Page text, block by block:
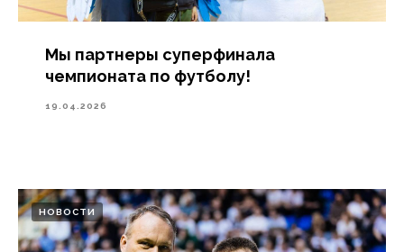
Мы партнеры суперфинала
чемпионата по футболу!
19.04.2026
НОВОСТИ